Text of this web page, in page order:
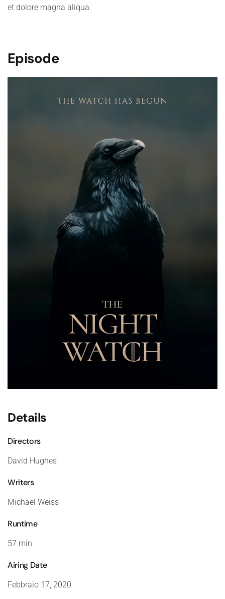
et dolore magna aliqua.
Episode
Details
Directors
David Hughes
Writers
Michael Weiss
Runtime
57 min
Airing Date
Febbraio 17, 2020